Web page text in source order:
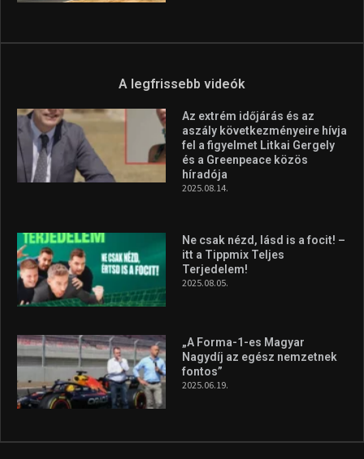
A legfrissebb videók
Az extrém időjárás és az
aszály következményeire hívja
fel a figyelmet Litkai Gergely
és a Greenpeace közös
híradója
2025.08.14.
Ne csak nézd, lásd is a focit! –
itt a Tippmix Teljes
Terjedelem!
2025.08.05.
„A Forma-1-es Magyar
Nagydíj az egész nemzetnek
fontos”
2025.06.19.